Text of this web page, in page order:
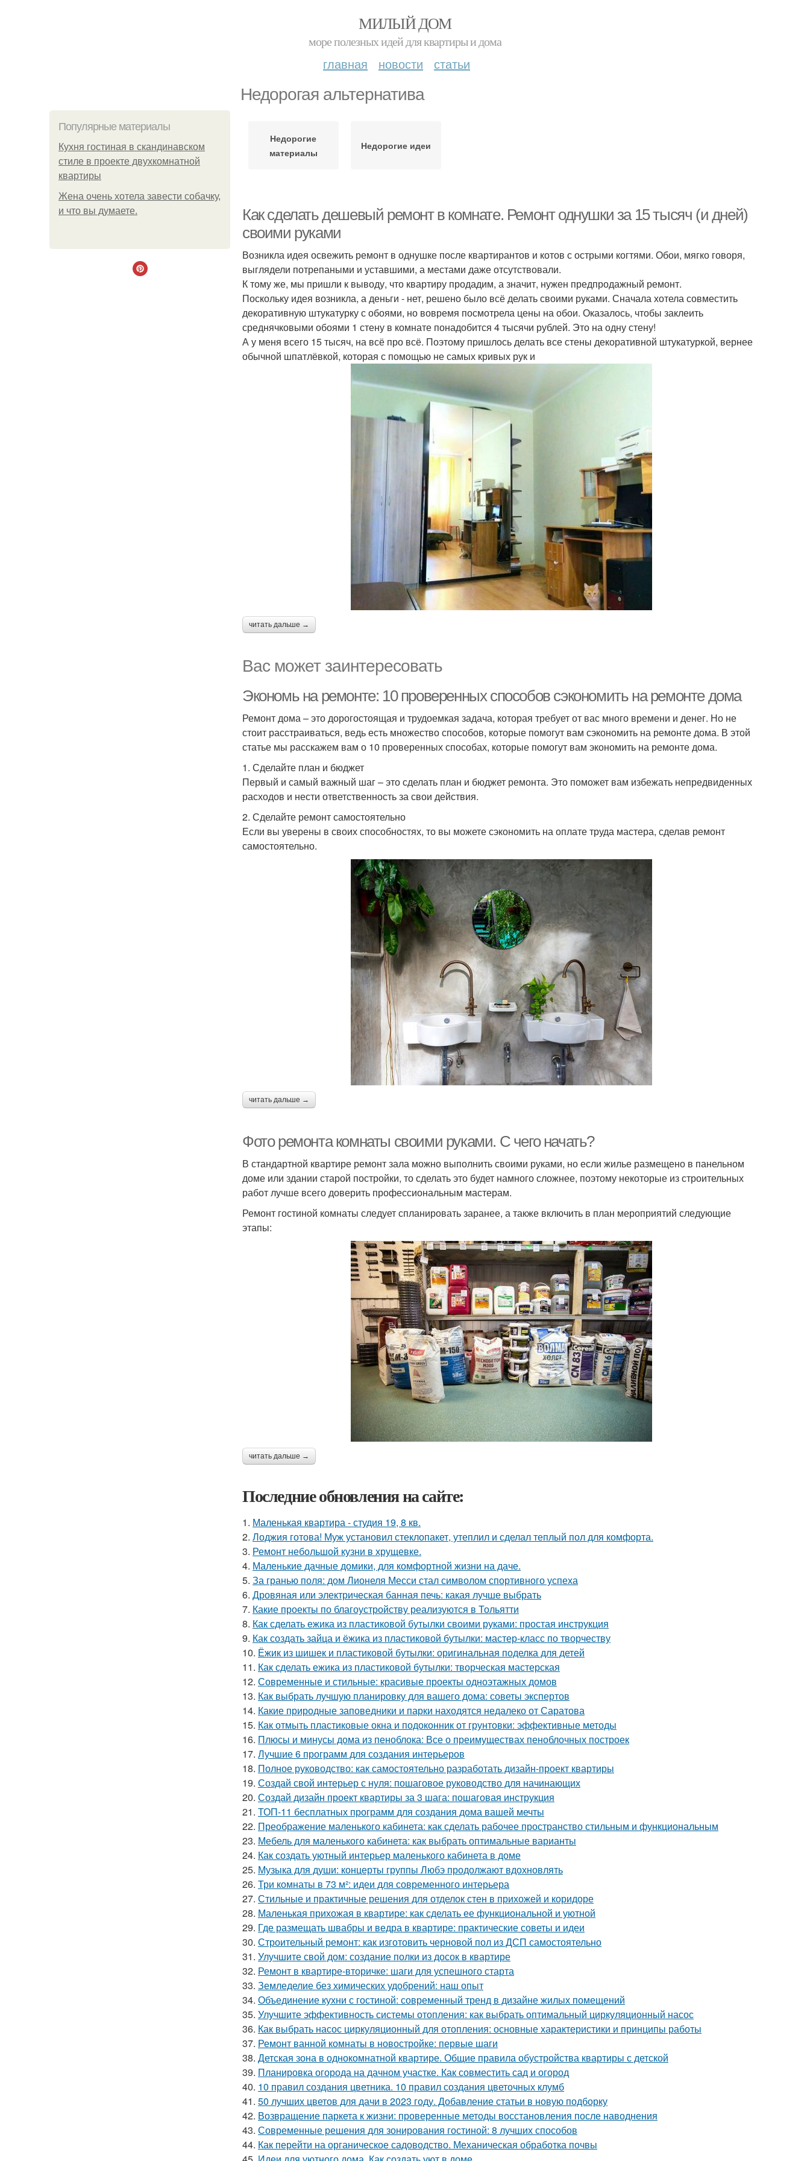
МИЛЫЙ ДОМ
море полезных идей для квартиры и дома
главная новости статьи
Недорогая альтернатива
Популярные материалы
Кухня гостиная в скандинавском
стиле в проекте двухкомнатной
квартиры
Жена очень хотела завести собачку,
и что вы думаете.
Недорогие
материалы
Недорогие идеи
Как сделать дешевый ремонт в комнате. Ремонт однушки за 15 тысяч (и дней)
своими руками
Возникла идея освежить ремонт в однушке после квартирантов и котов с острыми когтями. Обои, мягко говоря,
выглядели потрепаными и уставшими, а местами даже отсутствовали.
К тому же, мы пришли к выводу, что квартиру продадим, а значит, нужен предпродажный ремонт.
Поскольку идея возникла, а деньги - нет, решено было всё делать своими руками. Сначала хотела совместить
декоративную штукатурку с обоями, но вовремя посмотрела цены на обои. Оказалось, чтобы заклеить
среднячковыми обоями 1 стену в комнате понадобится 4 тысячи рублей. Это на одну стену!
А у меня всего 15 тысяч, на всё про всё. Поэтому пришлось делать все стены декоративной штукатуркой, вернее
обычной шпатлёвкой, которая с помощью не самых кривых рук и
читать дальше →
Вас может заинтересовать
Экономь на ремонте: 10 проверенных способов сэкономить на ремонте дома
Ремонт дома – это дорогостоящая и трудоемкая задача, которая требует от вас много времени и денег. Но не
стоит расстраиваться, ведь есть множество способов, которые помогут вам сэкономить на ремонте дома. В этой
статье мы расскажем вам о 10 проверенных способах, которые помогут вам экономить на ремонте дома.
1. Сделайте план и бюджет
Первый и самый важный шаг – это сделать план и бюджет ремонта. Это поможет вам избежать непредвиденных
расходов и нести ответственность за свои действия.
2. Сделайте ремонт самостоятельно
Если вы уверены в своих способностях, то вы можете сэкономить на оплате труда мастера, сделав ремонт
самостоятельно.
читать дальше →
Фото ремонта комнаты своими руками. С чего начать?
В стандартной квартире ремонт зала можно выполнить своими руками, но если жилье размещено в панельном
доме или здании старой постройки, то сделать это будет намного сложнее, поэтому некоторые из строительных
работ лучше всего доверить профессиональным мастерам.
Ремонт гостиной комнаты следует спланировать заранее, а также включить в план мероприятий следующие
этапы:
читать дальше →
Последние обновления на сайте:
1. Маленькая квартира - студия 19, 8 кв.
2. Лоджия готова! Муж установил стеклопакет, утеплил и сделал теплый пол для комфорта.
3. Ремонт небольшой кузни в хрущевке.
4. Маленькие дачные домики, для комфортной жизни на даче.
5. За гранью поля: дом Лионеля Месси стал символом спортивного успеха
6. Дровяная или электрическая банная печь: какая лучше выбрать
7. Какие проекты по благоустройству реализуются в Тольятти
8. Как сделать ежика из пластиковой бутылки своими руками: простая инструкция
9. Как создать зайца и ёжика из пластиковой бутылки: мастер-класс по творчеству
10. Ёжик из шишек и пластиковой бутылки: оригинальная поделка для детей
11. Как сделать ежика из пластиковой бутылки: творческая мастерская
12. Современные и стильные: красивые проекты одноэтажных домов
13. Как выбрать лучшую планировку для вашего дома: советы экспертов
14. Какие природные заповедники и парки находятся недалеко от Саратова
15. Как отмыть пластиковые окна и подоконник от грунтовки: эффективные методы
16. Плюсы и минусы дома из пеноблока: Все о преимуществах пеноблочных построек
17. Лучшие 6 программ для создания интерьеров
18. Полное руководство: как самостоятельно разработать дизайн-проект квартиры
19. Создай свой интерьер с нуля: пошаговое руководство для начинающих
20. Создай дизайн проект квартиры за 3 шага: пошаговая инструкция
21. ТОП-11 бесплатных программ для создания дома вашей мечты
22. Преображение маленького кабинета: как сделать рабочее пространство стильным и функциональным
23. Мебель для маленького кабинета: как выбрать оптимальные варианты
24. Как создать уютный интерьер маленького кабинета в доме
25. Музыка для души: концерты группы Любэ продолжают вдохновлять
26. Три комнаты в 73 м²: идеи для современного интерьера
27. Стильные и практичные решения для отделок стен в прихожей и коридоре
28. Маленькая прихожая в квартире: как сделать ее функциональной и уютной
29. Где размещать швабры и ведра в квартире: практические советы и идеи
30. Строительный ремонт: как изготовить черновой пол из ДСП самостоятельно
31. Улучшите свой дом: создание полки из досок в квартире
32. Ремонт в квартире-вторичке: шаги для успешного старта
33. Земледелие без химических удобрений: наш опыт
34. Объединение кухни с гостиной: современный тренд в дизайне жилых помещений
35. Улучшите эффективность системы отопления: как выбрать оптимальный циркуляционный насос
36. Как выбрать насос циркуляционный для отопления: основные характеристики и принципы работы
37. Ремонт ванной комнаты в новостройке: первые шаги
38. Детская зона в однокомнатной квартире. Общие правила обустройства квартиры с детской
39. Планировка огорода на дачном участке. Как совместить сад и огород
40. 10 правил создания цветника. 10 правил создания цветочных клумб
41. 50 лучших цветов для дачи в 2023 году. Добавление статьи в новую подборку
42. Возвращение паркета к жизни: проверенные методы восстановления после наводнения
43. Современные решения для зонирования гостиной: 8 лучших способов
44. Как перейти на органическое садоводство. Механическая обработка почвы